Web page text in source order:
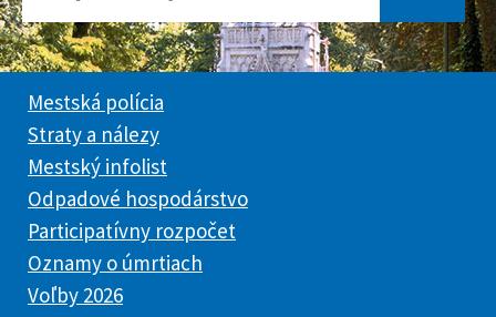
Mestská polícia
Straty a nálezy
Mestský infolist
Odpadové hospodárstvo
Participatívny rozpočet
Oznamy o úmrtiach
Voľby 2026